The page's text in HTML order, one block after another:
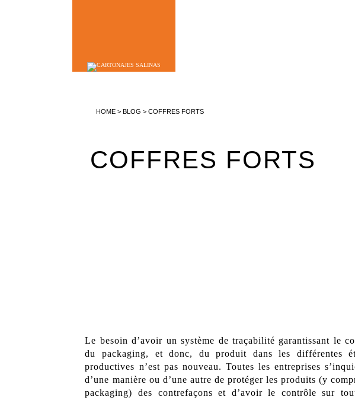
HOME > BLOG > COFFRES FORTS
COFFRES FORTS
Le besoin d’avoir un système de traçabilité garantissant le
du packaging, et donc, du produit dans les différentes
productives n’est pas nouveau. Toutes les entreprises
d’une manière ou d’une autre de protéger les produits (y
packaging) des contrefaçons et d’avoir le contrôle sur